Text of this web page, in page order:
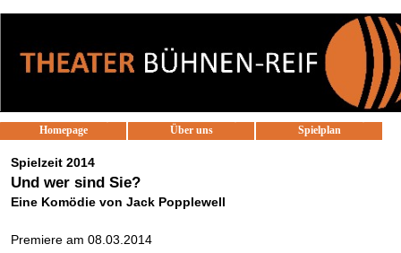
Homepage Über uns ▼
Spielplan
Spielzeit 2014
Und wer sind Sie?
Eine Komödie von Jack Popplewell
Premiere am 08.03.2014